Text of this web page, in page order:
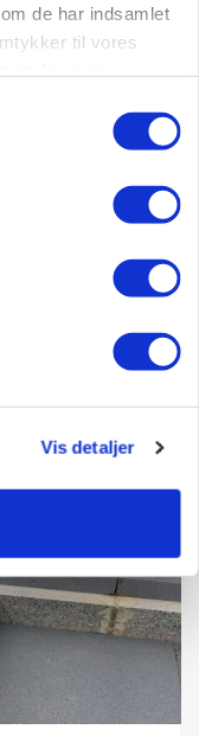
de har indsamlet
til vores
Vis detaljer